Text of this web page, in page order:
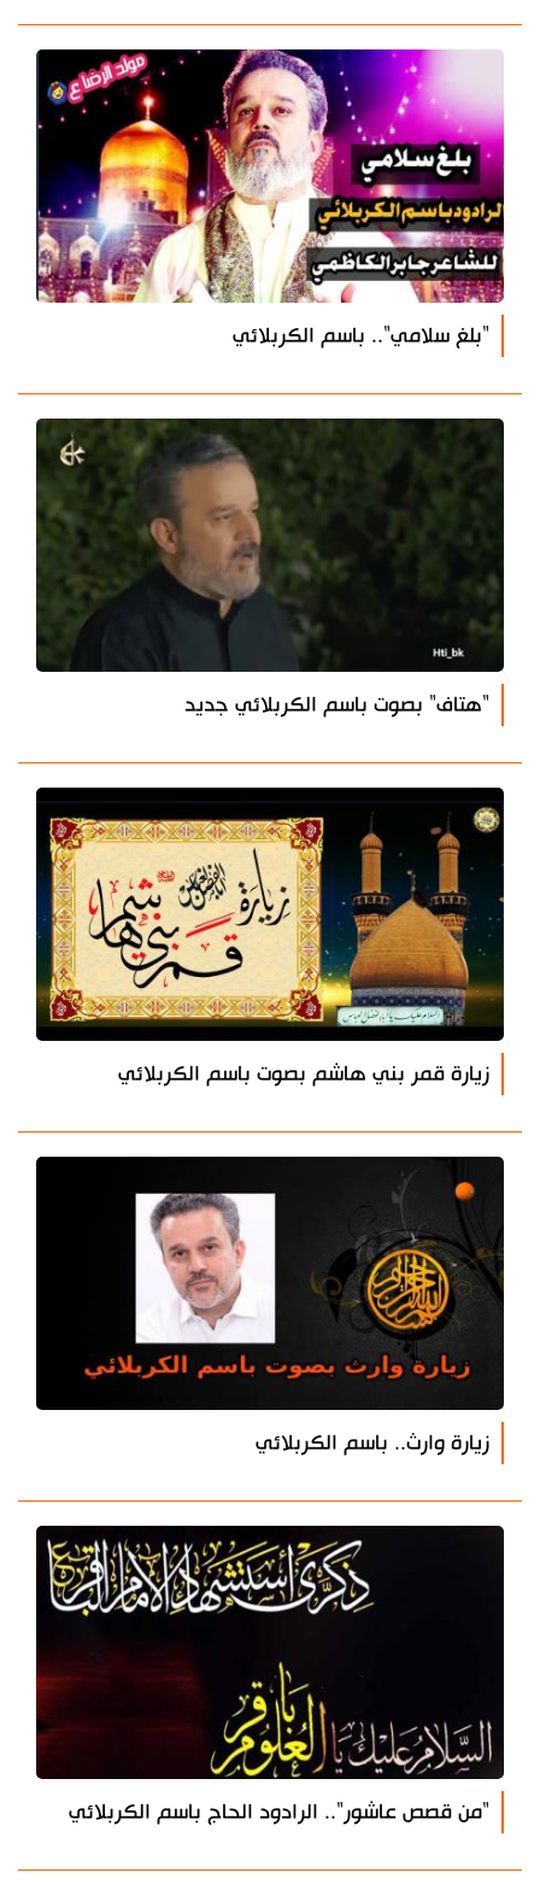
"بلغ سلامي".. باسم الكربلائي
"هتاف" بصوت باسم الكربلائي جديد
زيارة قمر بني هاشم بصوت باسم الكربلائي
زيارة وارث.. باسم الكربلائي
"من قصص عاشور".. الرادود الحاج باسم الكربلائي